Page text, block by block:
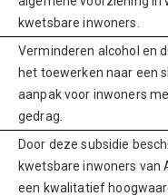
kwetsbare inwoners.
Verminderen alcohol en
het toewerken naar een
aanpak voor inwoners
gedrag.
Door deze subsidie
kwetsbare inwoners van
een kwalitatief